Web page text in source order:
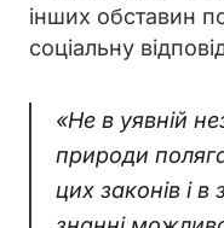
інших обставин
соціальну
«Не в уявній
природи
цих законів і